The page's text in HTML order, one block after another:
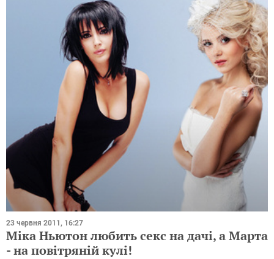
23 червня 2011, 16:27
Міка Ньютон любить секс на дачі, а Марта
- на повітряній кулі!